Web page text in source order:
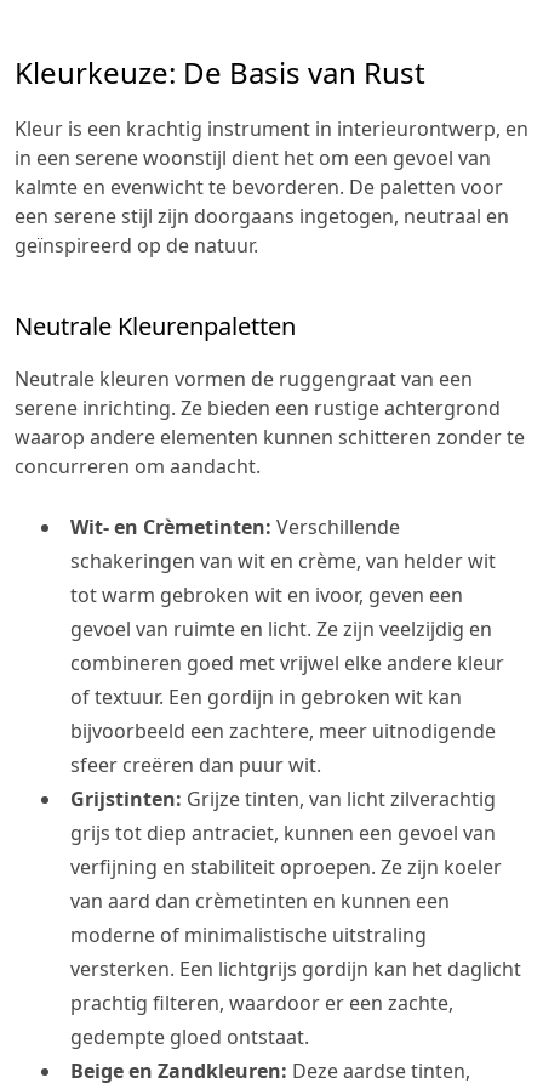
Kleurkeuze: De Basis van Rust
Kleur is een krachtig instrument in interieurontwerp, en
in een serene woonstijl dient het om een gevoel van
kalmte en evenwicht te bevorderen. De paletten voor
een serene stijl zijn doorgaans ingetogen, neutraal en
geïnspireerd op de natuur.
Neutrale Kleurenpaletten
Neutrale kleuren vormen de ruggengraat van een
serene inrichting. Ze bieden een rustige achtergrond
waarop andere elementen kunnen schitteren zonder te
concurreren om aandacht.
Wit- en Crèmetinten: Verschillende
schakeringen van wit en crème, van helder wit
tot warm gebroken wit en ivoor, geven een
gevoel van ruimte en licht. Ze zijn veelzijdig en
combineren goed met vrijwel elke andere kleur
of textuur. Een gordijn in gebroken wit kan
bijvoorbeeld een zachtere, meer uitnodigende
sfeer creëren dan puur wit.
Grijstinten: Grijze tinten, van licht zilverachtig
grijs tot diep antraciet, kunnen een gevoel van
verfijning en stabiliteit oproepen. Ze zijn koeler
van aard dan crèmetinten en kunnen een
moderne of minimalistische uitstraling
versterken. Een lichtgrijs gordijn kan het daglicht
prachtig filteren, waardoor er een zachte,
gedempte gloed ontstaat.
Beige en Zandkleuren: Deze aardse tinten,